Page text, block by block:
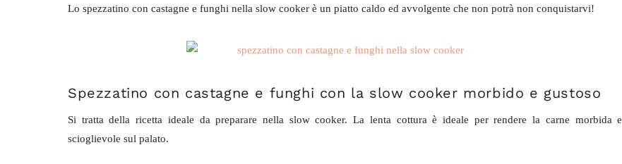
Lo spezzatino con castagne e funghi nella slow cooker è un piatto caldo ed avvolgente che non potrà non conquistarvi!
Spezzatino con castagne e funghi con la slow cooker morbido e gustoso
Si tratta della ricetta ideale da preparare nella slow cooker. La lenta cottura è ideale per rendere la carne morbida e
scioglievole sul palato.